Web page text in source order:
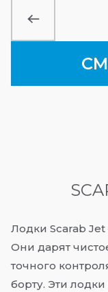
Лодки Scarab
Они дарят
точного
борту. Эти